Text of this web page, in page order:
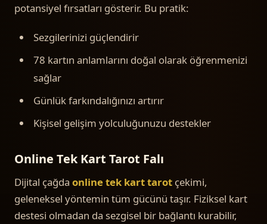
potansiyel fırsatları gösterir. Bu pratik:
Sezgilerinizi güçlendirir
78 kartın anlamlarını doğal olarak öğrenmenizi
sağlar
Günlük farkındalığınızı artırır
Kişisel gelişim yolculuğunuzu destekler
Online Tek Kart Tarot Falı
Dijital çağda online tek kart tarot çekimi,
geleneksel yöntemin tüm gücünü taşır. Fiziksel kart
destesi olmadan da sezgisel bir bağlantı kurabilir,